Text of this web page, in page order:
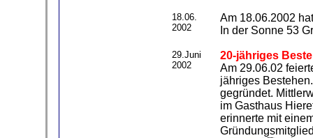
18.06.
2002
Am 18.06.2002
In der Sonne 53
29.Juni
2002
20-jähriges
Am 29.06.02
jähriges
gegründet.
im Gasthaus
erinnerte mit